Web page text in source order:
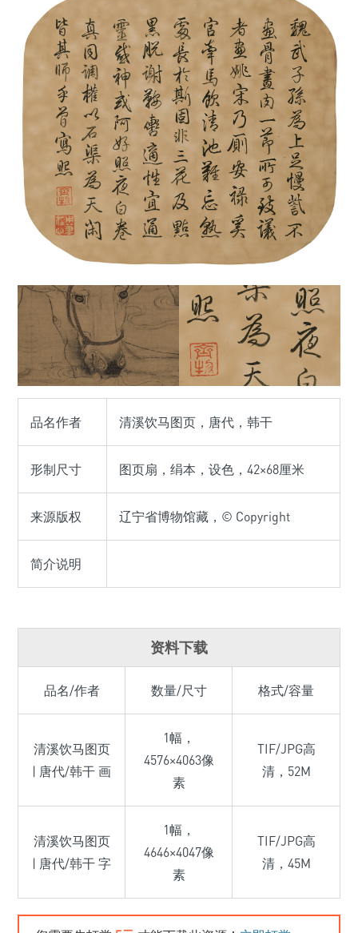
品名作者 清溪饮马图页，唐代，韩干
形制尺寸 图页扇，绢本，设色，42×68厘米
来源版权 辽宁省博物馆藏，© Copyright
简介说明
资料下载
品名/作者 数量/尺寸 格式/容量
清溪饮马图页
| 唐代/韩干 画
1幅，
4576×4063像
素
TIF/JPG高
清，52M
清溪饮马图页
| 唐代/韩干 字
1幅，
4646×4047像
素
TIF/JPG高
清，45M